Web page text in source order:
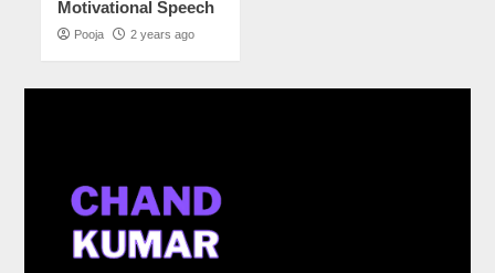
Motivational Speech
Pooja 2 years ago